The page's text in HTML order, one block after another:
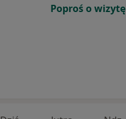
Poproś o wizytę